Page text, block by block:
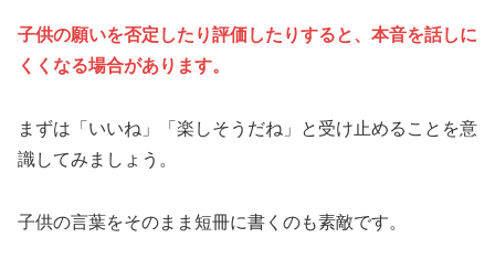
子供の願いを否定したり評価したりすると、本音を話しに
くくなる場合があります。
まずは「いいね」「楽しそうだね」と受け止めることを意
識してみましょう。
子供の言葉をそのまま短冊に書くのも素敵です。